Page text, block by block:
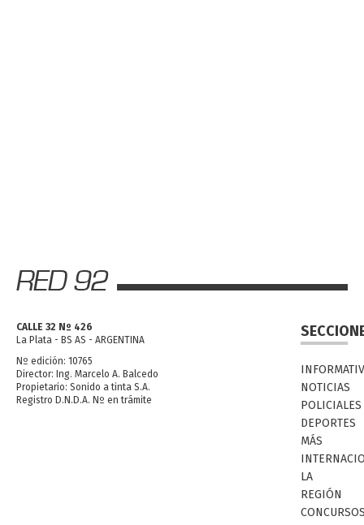
CALLE 32 Nº 426
La Plata - BS AS - ARGENTINA
Nº edición: 10765
Director: Ing. Marcelo A. Balcedo
Propietario: Sonido a tinta S.A.
Registro D.N.D.A. Nº en trámite
NOTICIAS
POLICIALES
DEPORTES
MÁS
LA
REGIÓN